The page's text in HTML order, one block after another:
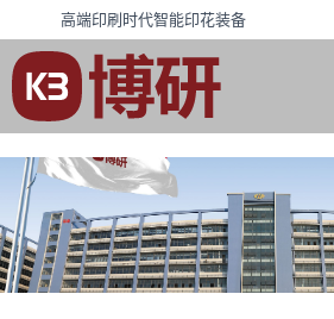
高端印刷时代智能印花装备